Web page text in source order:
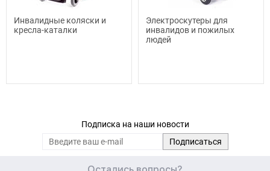
Инвалидные коляски и
кресла-каталки
Электроскутеры для
инвалидов и пожилых
людей
Подписка на наши новости